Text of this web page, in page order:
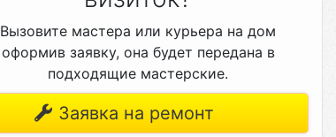
Вызовите мастера или курьера на дом
оформив заявку, она будет передана в
подходящие мастерские.
Заявка на ремонт